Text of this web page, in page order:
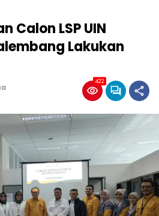
Calon LSP UIN
Lakukan
422